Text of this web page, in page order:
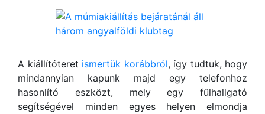
A kiállítóteret ismertük korábbról, így tudtuk, hogy
mindannyian kapunk majd egy telefonhoz
hasonlító eszközt, mely egy fülhallgató
segítségével minden egyes helyen elmondja